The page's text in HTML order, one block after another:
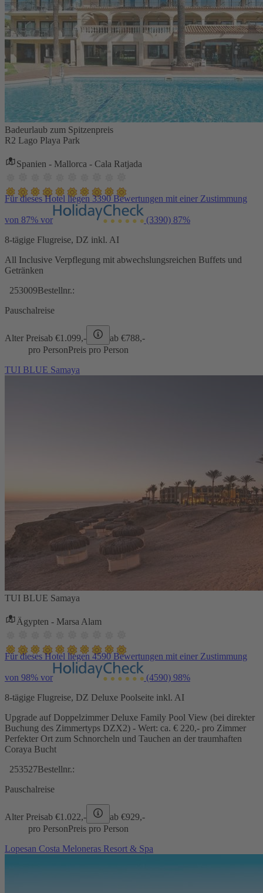
Badeurlaub zum Spitzenpreis
R2 Lago Playa Park
Spanien - Mallorca - Cala Ratjada
Für dieses Hotel liegen 3390 Bewertungen mit einer Zustimmung
von 87% vor (3390) 87%
8-tägige Flugreise, DZ inkl. AI
All Inclusive Verpflegung mit abwechslungsreichen Buffets und
Getränken
253009Bestellnr.:
Pauschalreise
Alter Preisab €1.099,- ab €788,-
pro PersonPreis pro Person
TUI BLUE Samaya
TUI BLUE Samaya
Ägypten - Marsa Alam
Für dieses Hotel liegen 4590 Bewertungen mit einer Zustimmung
von 98% vor (4590) 98%
8-tägige Flugreise, DZ Deluxe Poolseite inkl. AI
Upgrade auf Doppelzimmer Deluxe Family Pool View (bei direkter
Buchung des Zimmertyps DZX2) - Wert: ca. € 220,- pro Zimmer
Perfekter Ort zum Schnorcheln und Tauchen an der traumhaften
Coraya Bucht
253527Bestellnr.:
Pauschalreise
Alter Preisab €1.022,- ab €929,-
pro PersonPreis pro Person
Lopesan Costa Meloneras Resort & Spa